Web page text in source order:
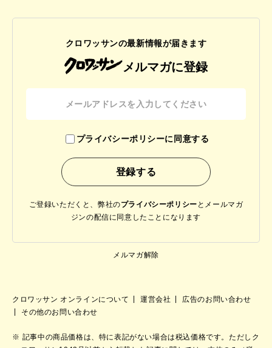
クロワッサンの最新情報が届きます
メルマガに登録
プライバシーポリシーに同意する
ご登録いただくと、弊社のプライバシーポリシー と メールマガ
ジンの配信に同意したことになります
メルマガ解除
クロワッサン オンラインについて 運営会社
広告のお問い合わせ
その他のお問い合わせ
記事中の商品価格は、特に表記がない場合は税込価格です。ただしク